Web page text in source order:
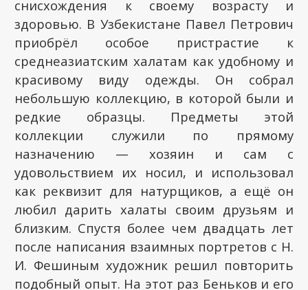
снисхождения к своему возрасту и
здоровью. В Узбекистане Павел Петрович
приобрёл особое пристрастие к
среднеазиатским халатам как удобному и
красивому виду одежды. Он собрал
небольшую коллекцию, в которой были и
редкие образцы. Предметы этой
коллекции служили по прямому
назначению — хозяин и сам с
удовольствием их носил, и использовал
как реквизит для натурщиков, а ещё он
любил дарить халаты своим друзьям и
близким. Спустя более чем двадцать лет
после написания взаимных портретов с Н.
И. Фешиным художник решил повторить
подобный опыт. На этот раз Беньков и его